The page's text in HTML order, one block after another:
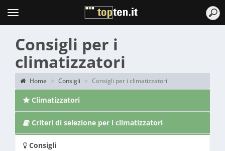
Topten
Menu
Consigli per i
climatizzatori
Home Consigli Consigli per i climatizzatori
Climatizzatori
Criteri di selezione per i climatizzatori
Consigli